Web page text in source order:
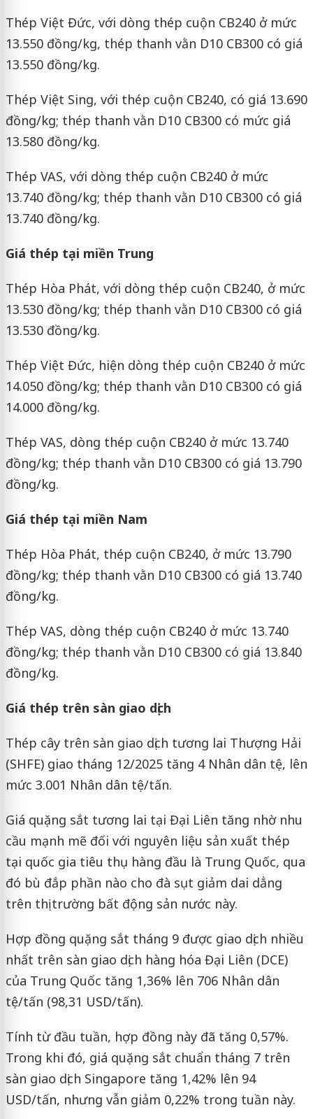
Thép Việt Đức, với dòng thép cuộn CB240 ở mức
13.550 đồng/kg, thép thanh vằn D10 CB300 có giá
13.550 đồng/kg.
Thép Việt Sing, với thép cuộn CB240, có giá 13.690
đồng/kg; thép thanh vằn D10 CB300 có mức giá
13.580 đồng/kg.
Thép VAS, với dòng thép cuộn CB240 ở mức
13.740 đồng/kg; thép thanh vằn D10 CB300 có giá
13.740 đồng/kg.
Giá thép tại miền Trung
Thép Hòa Phát, với dòng thép cuộn CB240, ở mức
13.530 đồng/kg; thép thanh vằn D10 CB300 có giá
13.530 đồng/kg.
Thép Việt Đức, hiện dòng thép cuộn CB240 ở mức
14.050 đồng/kg; thép thanh vằn D10 CB300 có giá
14.000 đồng/kg.
Thép VAS, dòng thép cuộn CB240 ở mức 13.740
đồng/kg; thép thanh vằn D10 CB300 có giá 13.790
đồng/kg.
Giá thép tại miền Nam
Thép Hòa Phát, thép cuộn CB240, ở mức 13.790
đồng/kg; thép thanh vằn D10 CB300 có giá 13.740
đồng/kg.
Thép VAS, dòng thép cuộn CB240 ở mức 13.740
đồng/kg; thép thanh vằn D10 CB300 có giá 13.840
đồng/kg.
Giá thép trên sàn giao dịch
Thép cây trên sàn giao dịch tương lai Thượng Hải
(SHFE) giao tháng 12/2025 tăng 4 Nhân dân tệ, lên
mức 3.001 Nhân dân tệ/tấn.
Giá quặng sắt tương lai tại Đại Liên tăng nhờ nhu
cầu mạnh mẽ đối với nguyên liệu sản xuất thép
tại quốc gia tiêu thụ hàng đầu là Trung Quốc, qua
đó bù đắp phần nào cho đà sụt giảm dai dẳng
trên thị trường bất động sản nước này.
Hợp đồng quặng sắt tháng 9 được giao dịch nhiều
nhất trên sàn giao dịch hàng hóa Đại Liên (DCE)
của Trung Quốc tăng 1,36% lên 706 Nhân dân
tệ/tấn (98,31 USD/tấn).
Tính từ đầu tuần, hợp đồng này đã tăng 0,57%.
Trong khi đó, giá quặng sắt chuẩn tháng 7 trên
sàn giao dịch Singapore tăng 1,42% lên 94
USD/tấn, nhưng vẫn giảm 0,22% trong tuần này.